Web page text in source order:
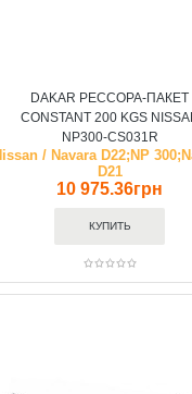
DAKAR РЕССОРА-ПАКЕТ
CONSTANT 200 KGS
NP300-CS031R
/ Navara D22;NP
D21
10 975.36грн